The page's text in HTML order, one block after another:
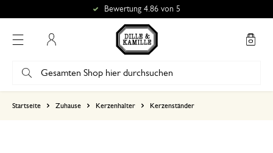
Bewertung 4.86 von 5
Startseite Zuhause Kerzenhalter Kerzenständer